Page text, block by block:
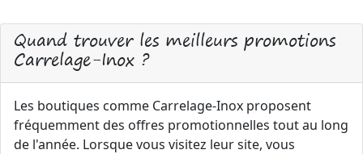
Quand trouver les meilleurs promotions
Carrelage-Inox ?
Les boutiques comme Carrelage-Inox proposent
fréquemment des offres promotionnelles tout au long
de l'année. Lorsque vous visitez leur site, vous